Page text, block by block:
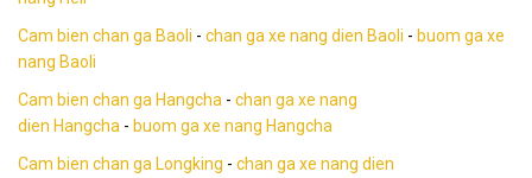
Cam bien chan ga Baoli - chan ga xe nang dien Baoli - buom ga xe
nang Baoli
Cam bien chan ga Hangcha - chan ga xe nang
dien Hangcha - buom ga xe nang Hangcha
Cam bien chan ga Longking - chan ga xe nang dien